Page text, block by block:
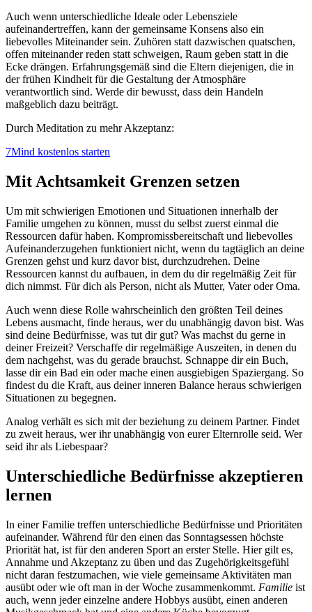
Auch wenn unterschiedliche Ideale oder Lebensziele
aufeinandertreffen, kann der gemeinsame Konsens also ein
liebevolles Miteinander sein. Zuhören statt dazwischen quatschen,
offen miteinander reden statt schweigen, Raum geben statt in die
Ecke drängen. Erfahrungsgemäß sind die Eltern diejenigen, die in
der frühen Kindheit für die Gestaltung der Atmosphäre
verantwortlich sind. Werde dir bewusst, dass dein Handeln
maßgeblich dazu beiträgt.
Durch Meditation zu mehr Akzeptanz:
7Mind kostenlos starten
Mit Achtsamkeit Grenzen setzen
Um mit schwierigen Emotionen und Situationen innerhalb der
Familie umgehen zu können, musst du selbst zuerst einmal die
Ressourcen dafür haben. Kompromissbereitschaft und liebevolles
Aufeinanderzugehen funktioniert nicht, wenn du tagtäglich an deine
Grenzen gehst und kurz davor bist, durchzudrehen. Deine
Ressourcen kannst du aufbauen, in dem du dir regelmäßig Zeit für
dich nimmst. Für dich als Person, nicht als Mutter, Vater oder Oma.
Auch wenn diese Rolle wahrscheinlich den größten Teil deines
Lebens ausmacht, finde heraus, wer du unabhängig davon bist. Was
sind deine Bedürfnisse, was tut dir gut? Was machst du gerne in
deiner Freizeit? Verschaffe dir regelmäßige Auszeiten, in denen du
dem nachgehst, was du gerade brauchst. Schnappe dir ein Buch,
lasse dir ein Bad ein oder mache einen ausgiebigen Spaziergang. So
findest du die Kraft, aus deiner inneren Balance heraus schwierigen
Situationen zu begegnen.
Analog verhält es sich mit der beziehung zu deinem Partner. Findet
zu zweit heraus, wer ihr unabhängig von eurer Elternrolle seid. Wer
seid ihr als Liebespaar?
Unterschiedliche Bedürfnisse akzeptieren
lernen
In einer Familie treffen unterschiedliche Bedürfnisse und Prioritäten
aufeinander. Während für den einen das Sonntagsessen höchste
Priorität hat, ist für den anderen Sport an erster Stelle. Hier gilt es,
Annahme und Akzeptanz zu üben und das Zugehörigkeitsgefühl
nicht daran festzumachen, wie viele gemeinsame Aktivitäten man
ausübt oder wie oft man in der Woche zusammenkommt. Familie ist
auch, wenn jeder einzelne andere Hobbys ausübt, einen anderen